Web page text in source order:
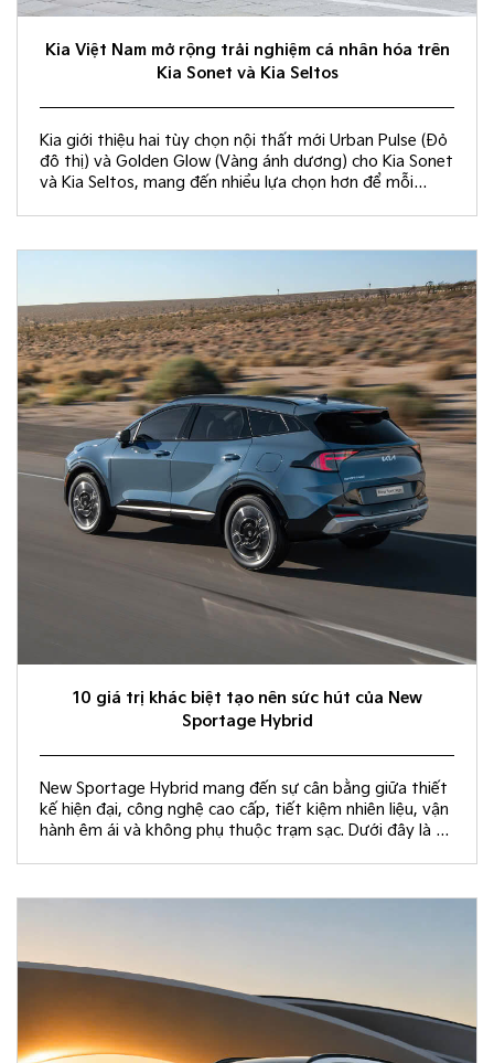
Kia Việt Nam mở rộng trải nghiệm cá nhân hóa trên
Kia Sonet và Kia Seltos
Kia giới thiệu hai tùy chọn nội thất mới Urban Pulse (Đỏ
đô thị) và Golden Glow (Vàng ánh dương) cho Kia Sonet
và Kia Seltos, mang đến nhiều lựa chọn hơn để mỗi
10 giá trị khác biệt tạo nên sức hút của New
Sportage Hybrid
New Sportage Hybrid mang đến sự cân bằng giữa thiết
kế hiện đại, công nghệ cao cấp, tiết kiệm nhiên liệu, vận
hành êm ái và không phụ thuộc trạm sạc. Dưới đây là 10